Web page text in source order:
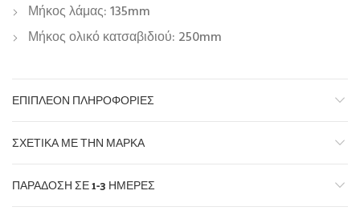
Μήκος λάμας: 135mm
Μήκος ολικό κατσαβιδιού: 250mm
ΕΠΙΠΛΈΟΝ ΠΛΗΡΟΦΟΡΊΕΣ
ΣΧΕΤΙΚΆ ΜΕ ΤΗΝ ΜΆΡΚΑ
ΠΑΡΆΔΟΣΗ ΣΕ 1-3 ΗΜΈΡΕΣ